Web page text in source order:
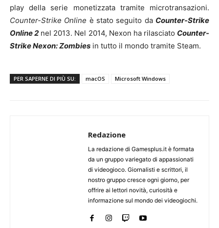
play della serie monetizzata tramite microtransazioni.
Counter-Strike Online è stato seguito da Counter-Strike
Online 2 nel 2013. Nel 2014, Nexon ha rilasciato Counter-
Strike Nexon: Zombies in tutto il mondo tramite Steam.
PER SAPERNE DI PIÙ SU: macOS Microsoft Windows
Redazione
La redazione di Gamesplus.it è formata
da un gruppo variegato di appassionati
di videogioco. Giornalisti e scrittori, il
nostro gruppo cresce ogni giorno, per
offrire ai lettori novità, curiosità e
informazione sul mondo dei videogiochi.